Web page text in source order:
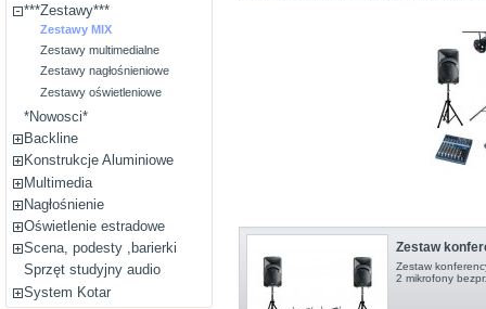
***Zestawy***
Zestawy MIX
Zestawy multimedialne
Zestawy nagłośnieniowe
Zestawy oświetleniowe
*Nowosci*
Backline
Konstrukcje Aluminiowe
Multimedia
Nagłośnienie
Oświetlenie estradowe
Scena, podesty ,barierki
Sprzęt studyjny audio
System Kotar
Zestaw
Zestaw
2 mikrofony